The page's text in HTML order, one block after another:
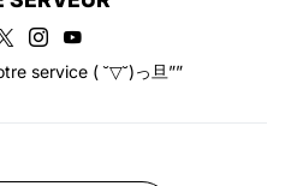
service ( ˘▽˘)っ旦””